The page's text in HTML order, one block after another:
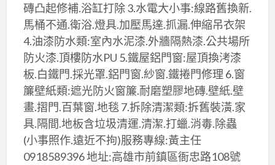
磚凸起修補.浴缸打除 3.水電大小事:線路舊換新.
馬桶不通.衛浴.燈具.加壓馬達.抓漏.伸縮吊衣架
4.油漆防水類:室內水泥漆.外牆隔熱漆.公共場所
防火漆.頂樓防水PU 5.鐵屋鋁門窗:屋頂換洘漆
板.白鐵門.採光罩.鋁門窗.紗窗.鐵捲門修理 6.窗
簾壁紙類:遮光防火窗簾.耐磨塑膠地磚.壁紙.壁
畫.摺門.百葉窗.地毯 7.拆除清潔類:拆舊裝潢.家
具.隔間.地板含垃圾清運.清潔.打蠟.消毒.除蟲
(小事照作.遠近不拘)服務專線:黃主任
0918589396 地址:高雄市前鎮區衙忠路108號